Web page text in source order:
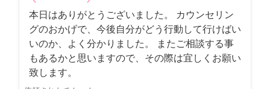
本日はありがとうございました。 カウンセリン
グのおかげで、今後自分がどう行動して行けばい
いのか、よく分かりました。 またご相談する事
もあるかと思いますので、その際は宜しくお願い
致します。